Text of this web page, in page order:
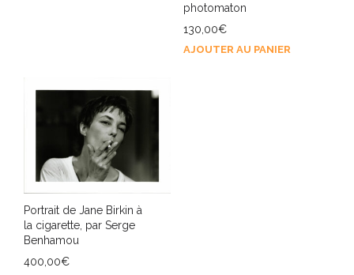
photomaton
130,00€
AJOUTER AU PANIER
Portrait de Jane Birkin à
la cigarette, par Serge
Benhamou
400,00€